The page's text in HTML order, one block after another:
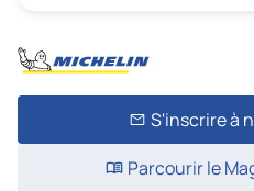
S'inscrire à
Parcourir le